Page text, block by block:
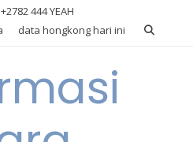
444 YEAH
data hongkong hari ini